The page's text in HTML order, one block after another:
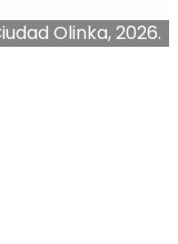
Olinka, 2026.